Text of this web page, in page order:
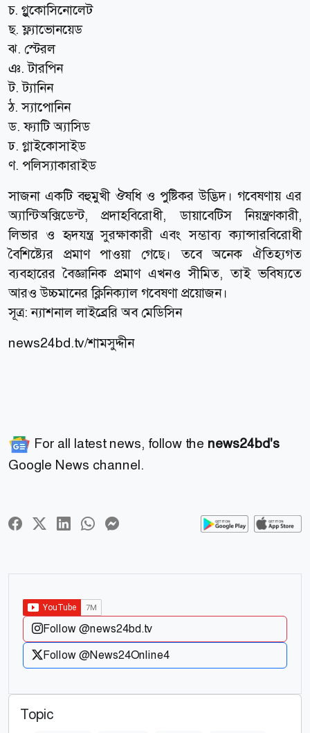
চ. গ্লুকোসিনোলেট
ছ. ফ্ল্যাভোনয়েড
ঝ. স্টেরল
ঞ. টারপিন
ট. ট্যানিন
ঠ. স্যাপোনিন
ড. ফ্যাটি অ্যাসিড
ঢ. গ্লাইকোসাইড
ণ. পলিস্যাকারাইড
সাজনা একটি বহুমুখী ঔষধি ও পুষ্টিকর উদ্ভিদ। গবেষণায় এর
অ্যান্টিঅক্সিডেন্ট, প্রদাহবিরোধী, ডায়াবেটিস নিয়ন্ত্রণকারী,
লিভার ও হৃদযন্ত্র সুরক্ষাকারী এবং সম্ভাব্য ক্যান্সারবিরোধী
বৈশিষ্ট্যের প্রমাণ পাওয়া গেছে। তবে অনেক ঐতিহ্যগত
ব্যবহারের বৈজ্ঞানিক প্রমাণ এখনও সীমিত, তাই ভবিষ্যতে
আরও উচ্চমানের ক্লিনিক্যাল গবেষণা প্রয়োজন।
সূত্র:ন্যাশনাল লাইব্রেরি অব মেডিসিন
news24bd.tv/শামসুদ্দীন
For all latest news, follow the news24bd's
Google News channel.
Follow @news24bd.tv
Follow @News24Online4
Topic